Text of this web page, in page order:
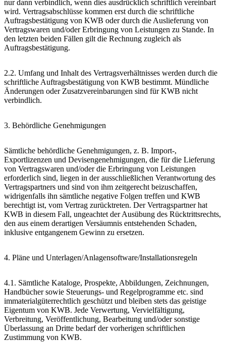
nur dann verbindlich, wenn dies ausdrücklich schriftlich vereinbart
wird. Vertragsabschlüsse kommen erst durch die schriftliche
Auftragsbestätigung von KWB oder durch die Auslieferung von
Vertragswaren und/oder Erbringung von Leistungen zu Stande. In
den letzten beiden Fällen gilt die Rechnung zugleich als
Auftragsbestätigung.
2.2. Umfang und Inhalt des Vertragsverhältnisses werden durch die
schriftliche Auftragsbestätigung von KWB bestimmt. Mündliche
Änderungen oder Zusatzvereinbarungen sind für KWB nicht
verbindlich.
3. Behördliche Genehmigungen
Sämtliche behördliche Genehmigungen, z. B. Import-,
Exportlizenzen und Devisengenehmigungen, die für die Lieferung
von Vertragswaren und/oder die Erbringung von Leistungen
erforderlich sind, liegen in der ausschließlichen Verantwortung des
Vertragspartners und sind von ihm zeitgerecht beizuschaffen,
widrigenfalls ihn sämtliche negative Folgen treffen und KWB
berechtigt ist, vom Vertrag zurücktreten. Der Vertragspartner hat
KWB in diesem Fall, ungeachtet der Ausübung des Rücktrittsrechts,
den aus einem derartigen Versäumnis entstehenden Schaden,
inklusive entgangenem Gewinn zu ersetzen.
4. Pläne und Unterlagen/Anlagensoftware/Installationsregeln
4.1. Sämtliche Kataloge, Prospekte, Abbildungen, Zeichnungen,
Handbücher sowie Steuerungs- und Regelprogramme etc. sind
immaterialgüterrechtlich geschützt und bleiben stets das geistige
Eigentum von KWB. Jede Verwertung, Vervielfältigung,
Verbreitung, Veröffentlichung, Bearbeitung und/oder sonstige
Überlassung an Dritte bedarf der vorherigen schriftlichen
Zustimmung von KWB.